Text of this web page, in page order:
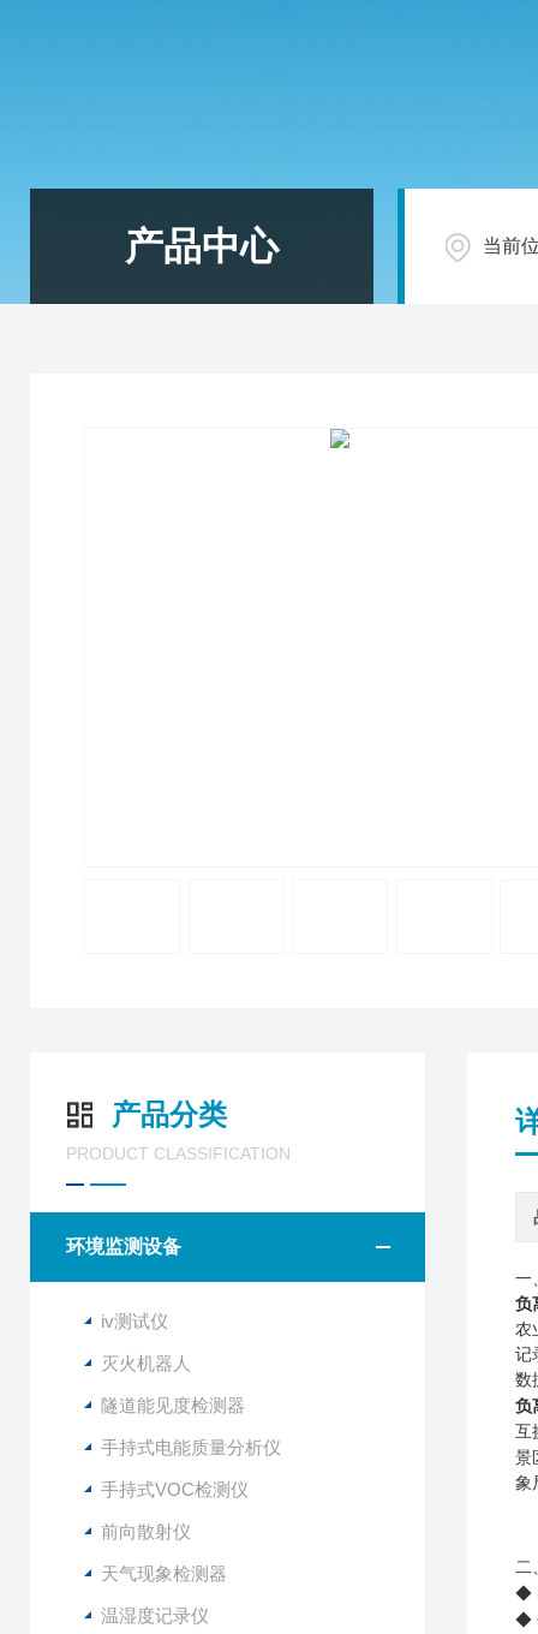
产品中心 当前
产品分类
PRODUCT CLASSIFICATION
环境监测设备
iv测试仪
灭火机器人
隧道能见度检测器
手持式电能质量分析仪
手持式VOC检测仪
前向散射仪
天气现象检测器
温湿度记录仪
一
负
农
记
数
负
互
景
象
二
◆
◆